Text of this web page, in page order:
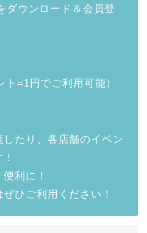
ダウンロード＆会員登
ト=1円でご利用可能）
たり、各店舗のイベン
利に！
ひご利用ください！